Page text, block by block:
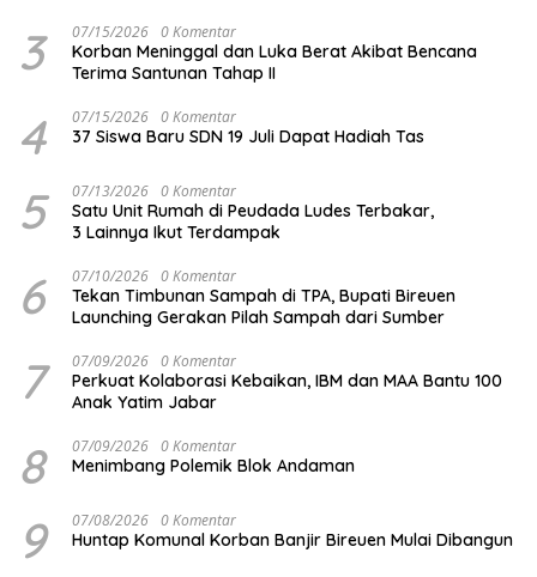
3 07/15/2026 0 Komentar
Korban Meninggal dan Luka Berat Akibat Bencana
Terima Santunan Tahap II
4 07/15/2026 0 Komentar
37 Siswa Baru SDN 19 Juli Dapat Hadiah Tas
5 07/13/2026 0 Komentar
Satu Unit Rumah di Peudada Ludes Terbakar,
3 Lainnya Ikut Terdampak
6 07/10/2026 0 Komentar
Tekan Timbunan Sampah di TPA, Bupati Bireuen
Launching Gerakan Pilah Sampah dari Sumber
7 07/09/2026 0 Komentar
Perkuat Kolaborasi Kebaikan, IBM dan MAA Bantu 100
Anak Yatim Jabar
8 07/09/2026 0 Komentar
Menimbang Polemik Blok Andaman
9 07/08/2026 0 Komentar
Huntap Komunal Korban Banjir Bireuen Mulai Dibangun